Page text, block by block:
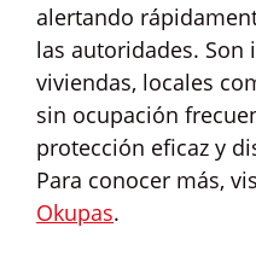
alertando
las autoridades. Son
viviendas, locales
sin ocupación
protección eficaz y
Para conocer más,
Okupas.